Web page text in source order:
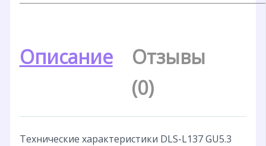
Описание
Отзывы
(0)
Технические характеристики DLS-L137 GU5.3